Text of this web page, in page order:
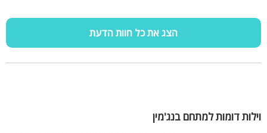
הצג את כל חוות הדעת
וילות דומות למתחם בנג'מין